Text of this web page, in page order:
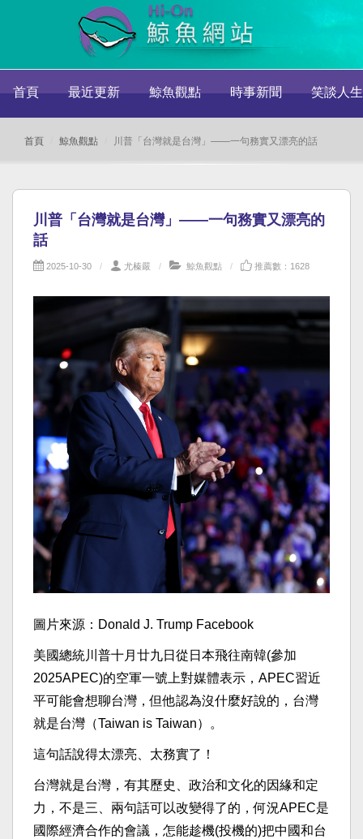
首頁 最近更新 鯨魚觀點 時事新聞 笑談人生
首頁 鯨魚觀點 川普「台灣就是台灣」——一句務實又漂亮的話
川普「台灣就是台灣」——一句務實又漂亮的
話
2025-10-30 尤榛嚴 鯨魚觀點 推薦數：1628
圖片來源：Donald J. Trump Facebook
美國總統川普十月廿九日從日本飛往南韓(參加
2025APEC)的空軍一號上對媒體表示，APEC習近
平可能會想聊台灣，但他認為沒什麼好說的，台灣
就是台灣（Taiwan is Taiwan）。
這句話說得太漂亮、太務實了！
台灣就是台灣，有其歷史、政治和文化的因緣和定
力，不是三、兩句話可以改變得了的，何況APEC是
國際經濟合作的會議，怎能趁機(投機的)把中國和台